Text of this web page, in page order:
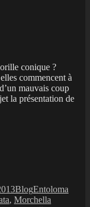
conique ?
commencent à
mauvais coup
la présentation de
BlogEntoloma
, Morchella